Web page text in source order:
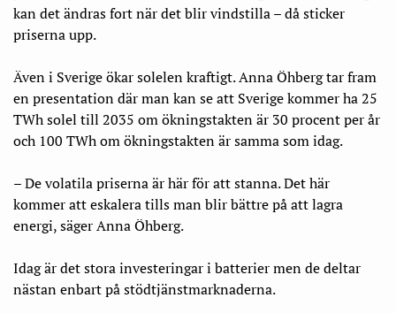
kan det ändras fort när det blir vindstilla – då sticker
priserna upp.
Även i Sverige ökar solelen kraftigt. Anna Öhberg tar fram
en presentation där man kan se att Sverige kommer ha 25
TWh solel till 2035 om ökningstakten är 30 procent per år
och 100 TWh om ökningstakten är samma som idag.
– De volatila priserna är här för att stanna. Det här
kommer att eskalera tills man blir bättre på att lagra
energi, säger Anna Öhberg.
Idag är det stora investeringar i batterier men de deltar
nästan enbart på stödtjänstmarknaderna.